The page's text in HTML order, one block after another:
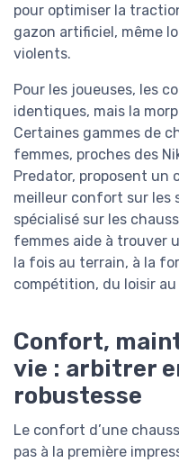
pour optimiser la
gazon artificiel, même
violents.
Pour les joueuses, les
identiques, mais la
Certaines gammes de
femmes, proches des
Predator, proposent un
meilleur confort sur les
spécialisé sur les
femmes aide à trouver
la fois au terrain, à la
compétition, du loisir
Confort,
vie : arbitrer
robustesse
Le confort d’une
pas à la première